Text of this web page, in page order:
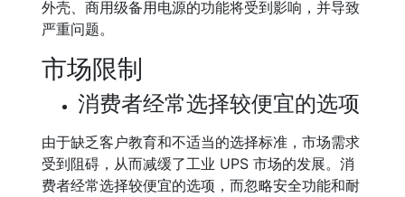
外壳、商用级备用电源的功能将受到影响，并导致
严重问题。
市场限制
消费者经常选择较便宜的选项
由于缺乏客户教育和不适当的选择标准，市场需求
受到阻碍，从而减缓了工业 UPS 市场的发展。消
费者经常选择较便宜的选项，而忽略安全功能和耐